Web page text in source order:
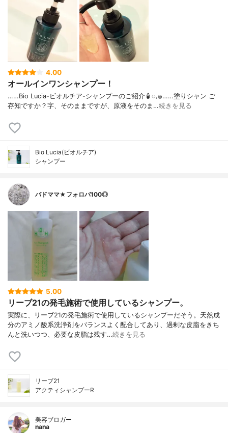
4.00
オールインワンシャンプー！
……⁡Bio Lucia⁡⁡-ビオルチア-⁡⁡シャンプー⁡⁡のご紹介🧴‎◌𓈒𓐍⁡……⁡⁡⁡⁡塗りシャン ご
存知ですか？⁡⁡⁡⁡字、そのままですが、⁡原液をそのま…続きを見る
Bio Lucia(ビオルチア)
シャンプー
バドママ★フォロバ100◎
5.00
リーブ21の発毛施術で使用しているシャンプー。
実際に、リーブ21の発毛施術で使用しているシャンプーだそう。天然成
分のアミノ酸系洗浄剤をバランスよく配合してあり、過剰な皮脂をきち
んと洗いつつ、必要な皮脂は残す…続きを見る
リーブ21
アクティシャンプーR
美容ブロガー
nana